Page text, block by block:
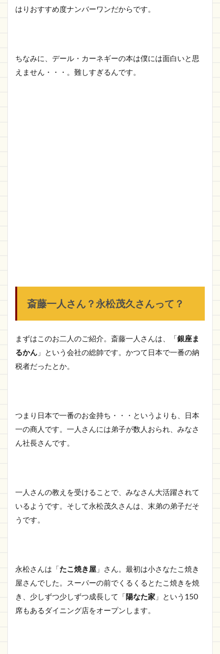
はりおすすめ度ナンバーワンだからです。
ちなみに、デール・カーネギーの本は僕には面白いと思
えません・・・。難しすぎるんです。
斎藤一人さん？永松茂久さんって？
まずはこのお二人のご紹介。斎藤一人さんは、「銀座ま
るかん 」という会社の総帥です。かつて日本で一番の納
税者だったとか。
つまり日本で一番のお金持ち・・・というよりも、日本
一の商人です。一人さんには弟子が数人おられ、みなさ
ん社長さんです。
一人さんの教えを受けることで、みなさん大活躍されて
いるようです。そして永松茂久さんは、末弟の弟子だそ
うです。
永松さんは「たこ焼き屋 」さん。最初は小さなたこ焼き
屋さんでした。スーパーの前でくるくるとたこ焼きを焼
き、少しずつ少しずつ成長して「陽なた家 」という150
席もあるダイニング店をオープンします。